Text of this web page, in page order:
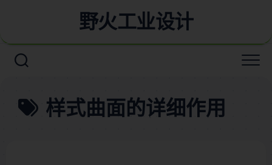
野火工业设计
样式曲面的详细作用